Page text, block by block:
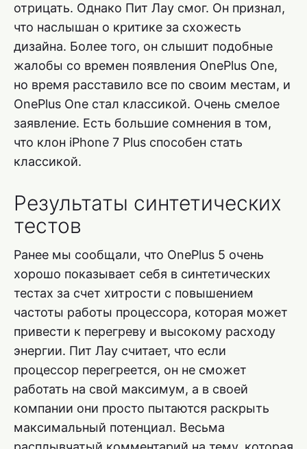
отрицать. Однако Пит Лау смог. Он признал,
что наслышан о критике за схожесть
дизайна. Более того, он слышит подобные
жалобы со времен появления OnePlus One,
но время расставило все по своим местам, и
OnePlus One стал классикой. Очень смелое
заявление. Есть большие сомнения в том,
что клон iPhone 7 Plus способен стать
классикой.
Результаты синтетических
тестов
Ранее мы сообщали, что OnePlus 5 очень
хорошо показывает себя в синтетических
тестах за счет хитрости с повышением
частоты работы процессора, которая может
привести к перегреву и высокому расходу
энергии. Пит Лау считает, что если
процессор перегреется, он не сможет
работать на свой максимум, а в своей
компании они просто пытаются раскрыть
максимальный потенциал. Весьма